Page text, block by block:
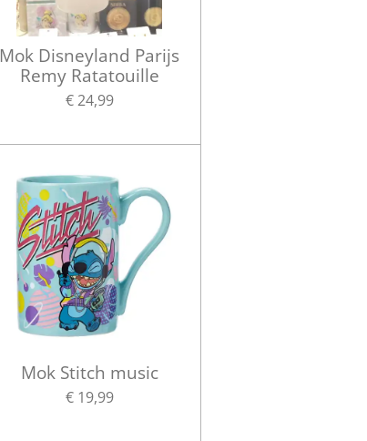
Mok Disneyland Parijs
Remy Ratatouille
€ 24,99
Mok Stitch music
€ 19,99